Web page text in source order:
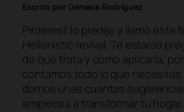
Escrito por Génesis Rodríguez
Pinterest lo predijo y llamó esta
Hellenistic revival . Te estarás
de qué trata y cómo aplicarla,
contamos todo lo que necesitas
damos unas cuantas
empieces a transformar tu hogar.